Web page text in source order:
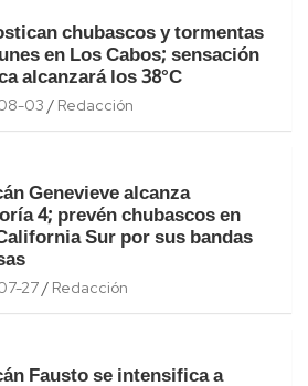
chubascos y tormentas
en Los Cabos; sensación
alcanzará los 38°C
03 Redacción
Genevieve alcanza
4; prevén chubascos en
Sur por sus bandas
27 Redacción
Fausto se intensifica a